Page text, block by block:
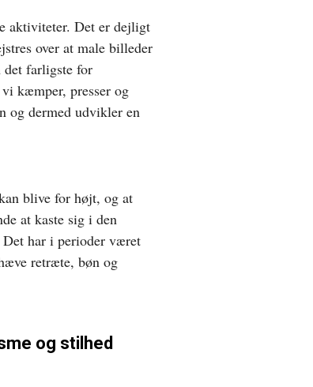
aktiviteter. Det er dejligt
over at male billeder
farligste for
kæmper, presser og
og dermed udvikler en
blive for højt, og at
at kaste sig i den
har i perioder været
retræte, bøn og
og stilhed